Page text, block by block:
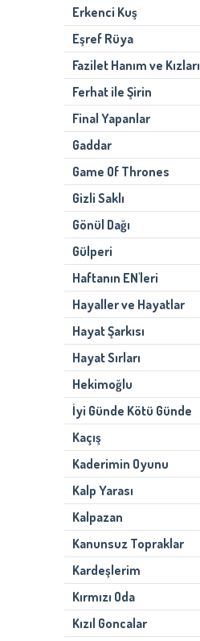
Erkenci Kuş
Eşref Rüya
Fazilet Hanım ve Kızları
Ferhat ile Şirin
Final Yapanlar
Gaddar
Game Of Thrones
Gizli Saklı
Gönül Dağı
Gülperi
Haftanın EN'leri
Hayaller ve Hayatlar
Hayat Şarkısı
Hayat Sırları
Hekimoğlu
İyi Günde Kötü Günde
Kaçış
Kaderimin Oyunu
Kalp Yarası
Kalpazan
Kanunsuz Topraklar
Kardeşlerim
Kırmızı Oda
Kızıl Goncalar